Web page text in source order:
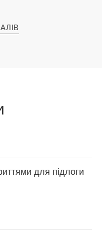
для підлоги